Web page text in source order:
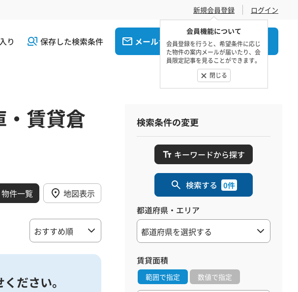
新規会員登録
会員機能について
会員登録を行うと、希望条件に応じ
た物件の案内メールが届いたり、会
員限定記事を見ることができます。
閉じる
ログイン
り 保存した検索条件 メールでお問合せ 電話でお問合せ
賃貸倉
物件一覧 地図表示
ださい。
検索条件の変更
キーワードから探す
検索する 0件
都道府県・エリア
賃貸面積
範囲で指定 数値で指定